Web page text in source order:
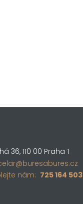
36, 110 00 Praha 1
nám: 725 164 503